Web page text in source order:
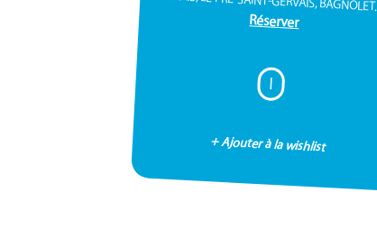
Réserver
I
+ Ajouter à la wishlist